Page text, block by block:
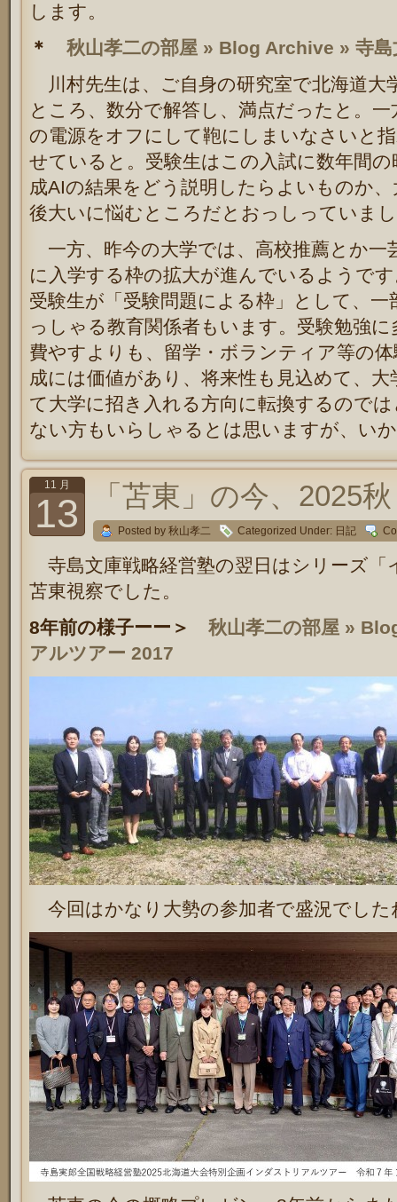
します。
＊ 秋山孝二の部屋 » Blog Archive » 寺島
川村先生は、ご自身の研究室で北海道大
ところ、数分で解答し、満点だったと。
の電源をオフにして鞄にしまいなさいと
せていると。受験生はこの入試に数年間
成AIの結果をどう説明したらよいものか
後大いに悩むところだとおっしっていま
一方、昨今の大学では、高校推薦とか一
に入学する枠の拡大が進んでいるようで
受験生が「受験問題による枠」として、
っしゃる教育関係者もいます。受験勉強
費やすよりも、留学・ボランティア等の
成には価値があり、将来性も見込めて、
て大学に招き入れる方向に転換するので
ない方もいらしゃるとは思いますが、い
11 月
13 「苫東」の今、2025秋
Posted by 秋山孝二 Categorized Under: 日記
寺島文庫戦略経営塾の翌日はシリーズ「
苫東視察でした。
8年前の様子ーー＞ 秋山孝二の部屋 »
アルツアー 2017
今回はかなり大勢の参加者で盛況でした